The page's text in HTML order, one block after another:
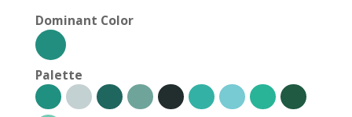
Dominant Color
Palette